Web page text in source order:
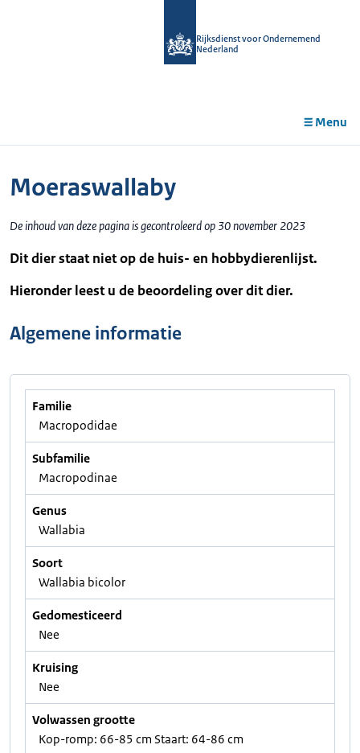
Rijksdienst voor Ondernemend
Nederland
Menu
Moeraswallaby
De inhoud van deze pagina is gecontroleerd op 30 november 2023
Dit dier staat niet op de huis- en hobbydierenlijst.
Hieronder leest u de beoordeling over dit dier.
Algemene informatie
Familie
Macropodidae
Subfamilie
Macropodinae
Genus
Wallabia
Soort
Wallabia bicolor
Gedomesticeerd
Nee
Kruising
Nee
Volwassen grootte
Kop-romp: 66-85 cm Staart: 64-86 cm